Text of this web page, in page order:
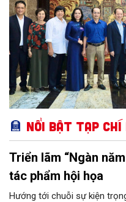
Nổi bật Tạp chí
Triển lãm “Ngàn
tác phẩm hội họa
Hướng tới chuỗi sự kiện